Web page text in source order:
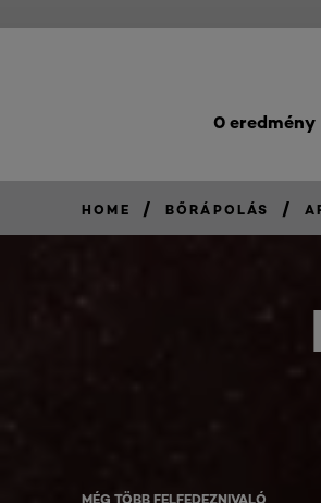
0 eredmény
HOME / BŐRÁPOLÁS /
MÉG TÖBB FELFEDEZNIVALÓ